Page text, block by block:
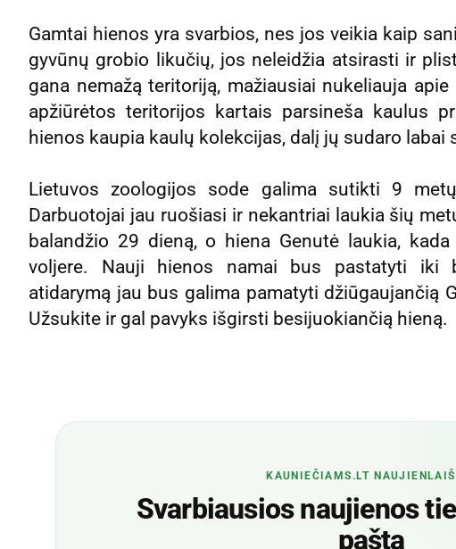
Gamtai hienos yra svarbios, nes jos veikia kaip
gyvūnų grobio likučių, jos neleidžia atsirasti ir
gana nemažą teritoriją, mažiausiai nukeliauja
apžiūrėtos teritorijos kartais parsineša kaulus
hienos kaupia kaulų kolekcijas, dalį jų sudaro labai
Lietuvos zoologijos sode galima sutikti 9
Darbuotojai jau ruošiasi ir nekantriai laukia šių
balandžio 29 dieną, o hiena Genutė laukia,
voljere. Nauji hienos namai bus pastatyti iki
atidarymą jau bus galima pamatyti džiūgaujančią
Užsukite ir gal pavyks išgirsti besijuokiančią hieną.
KAUNIEČIAMS.LT
Svarbiausios naujienos
paštą